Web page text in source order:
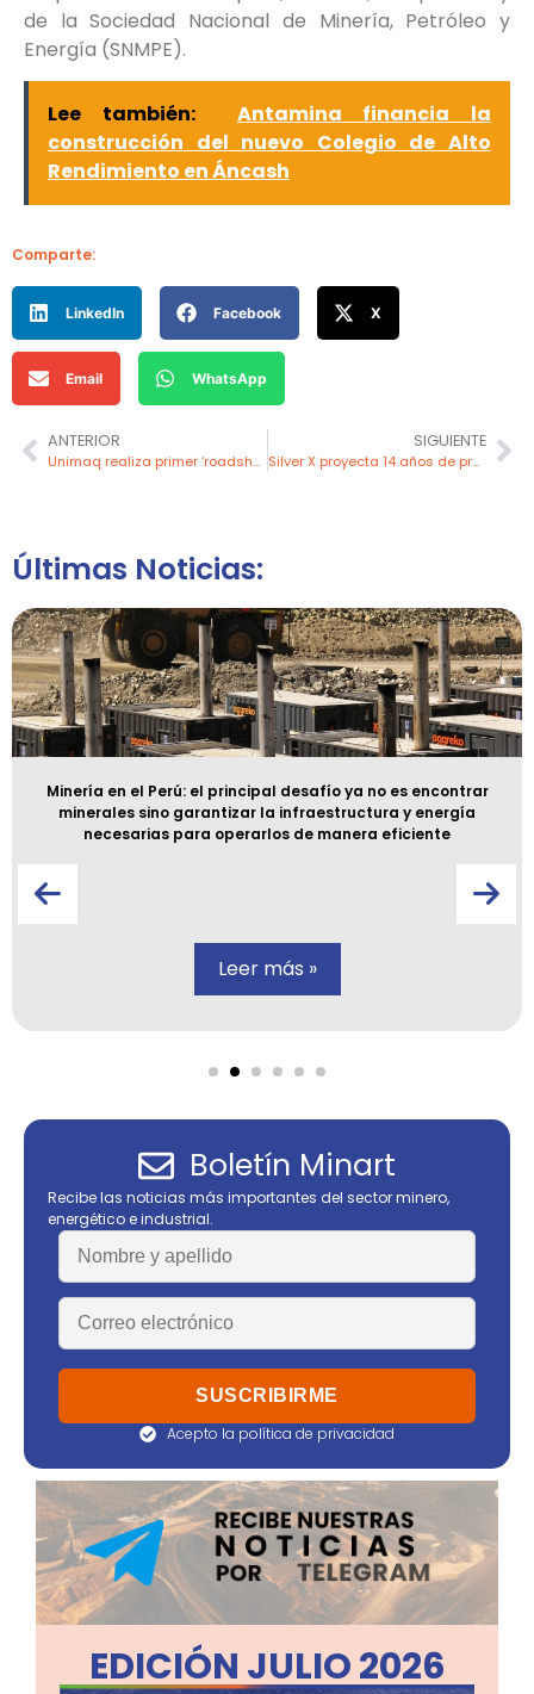
de la Sociedad Nacional de Minería, Petróleo y
Energía (SNMPE).
Lee también:
Antamina financia la
construcción del nuevo Colegio de Alto
Rendimiento en Áncash
Comparte:
LinkedIn Facebook X
Email WhatsApp
ANTERIOR
Unimaq realiza primer ‘roadshow’ de maquinaria del país con la nueva generación de minicargadores Cat
SIGUIENTE
Silver X proyecta 14 años de producción de plata en Huancavelica con su proyecto Nueva Recuperada
Últimas Noticias:
Minería en el Perú: el principal desafío ya no es encontrar
minerales sino garantizar la infraestructura y energía
necesarias para operarlos de manera eficiente
Leer más »
Boletín Minart
Recibe las noticias más importantes del sector minero,
energético e industrial.
Acepto la política de privacidad
EDICIÓN JULIO 2026